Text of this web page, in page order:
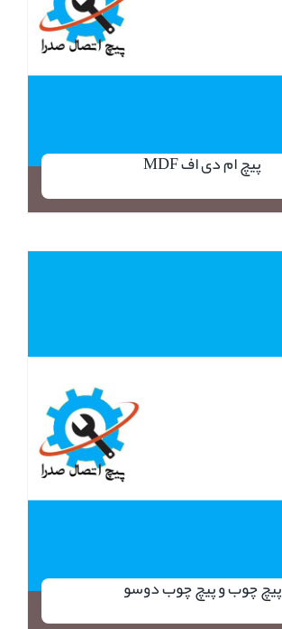
پیچ ام دی اف MDF
پیچ چوب و پیچ چوب دوسو